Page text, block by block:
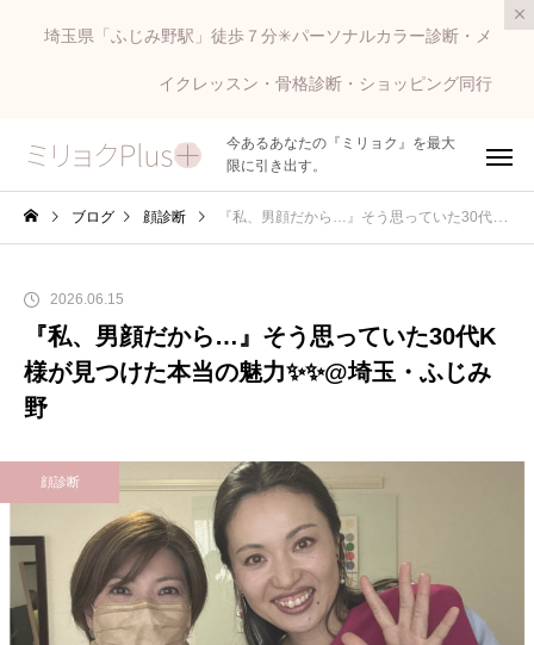
埼玉県「ふじみ野駅」徒歩７分✳︎パーソナルカラー診断・メ
イクレッスン・骨格診断・ショッピング同行
今あるあなたの『ミリョク』を最大
限に引き出す。
ブログ 顔診断 『私、男顔だから…』そう思っていた30代K様が見つけた本当の魅力✨✨@埼玉・ふじみ野
2026.06.15
『私、男顔だから…』そう思っていた30代K
様が見つけた本当の魅力✨✨@埼玉・ふじみ
野
顔診断